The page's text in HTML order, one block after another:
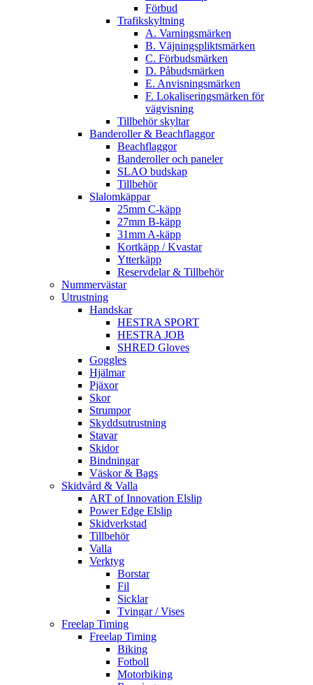
Förbud
Trafikskyltning
A. Varningsmärken
B. Väjningspliktsmärken
C. Förbudsmärken
D. Påbudsmärken
E. Anvisningsmärken
F. Lokaliseringsmärken för
vägvisning
Tillbehör skyltar
Banderoller & Beachflaggor
Beachflaggor
Banderoller och paneler
SLAO budskap
Tillbehör
Slalomkäppar
25mm C-käpp
27mm B-käpp
31mm A-käpp
Kortkäpp / Kvastar
Ytterkäpp
Reservdelar & Tillbehör
Nummervästar
Utrustning
Handskar
HESTRA SPORT
HESTRA JOB
SHRED Gloves
Goggles
Hjälmar
Pjäxor
Skor
Strumpor
Skyddsutrustning
Stavar
Skidor
Bindningar
Väskor & Bags
Skidvård & Valla
ART of Innovation Elslip
Power Edge Elslip
Skidverkstad
Tillbehör
Valla
Verktyg
Borstar
Fil
Sicklar
Tvingar / Vises
Freelap Timing
Freelap Timing
Biking
Fotboll
Motorbiking